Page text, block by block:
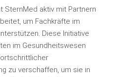
SternMed aktiv mit Partnern
um Fachkräfte im
Diese Initiative
im Gesundheitswesen
zu verschaffen, um sie in